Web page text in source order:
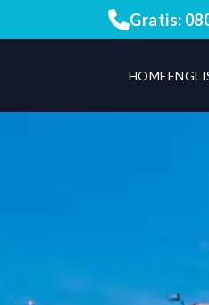
Gratis:
HOME